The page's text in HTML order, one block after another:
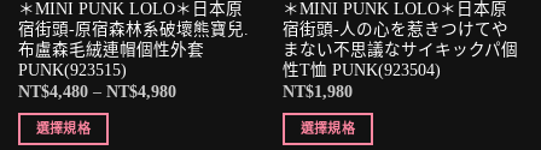
＊MINI PUNK LOLO＊日本原
宿街頭-原宿森林系破壞熊寶兒.
布盧森毛絨連帽個性外套
PUNK(923515)
NT$4,480– NT$4,980
選擇規格
＊MINI PUNK LOLO＊日本原
宿街頭-人の心を惹きつけてや
まない不思議なサイキックパ個
性T恤 PUNK(923504)
NT$1,980
選擇規格